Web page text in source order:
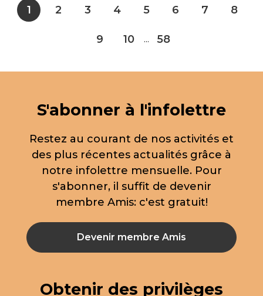
1 2 3 4 5 6 7 8
9 10 ... 58
S'abonner à l'infolettre
Restez au courant de nos activités et
des plus récentes actualités grâce à
notre infolettre mensuelle. Pour
s'abonner, il suffit de devenir
membre Amis: c'est gratuit!
Devenir membre Amis
Obtenir des privilèges